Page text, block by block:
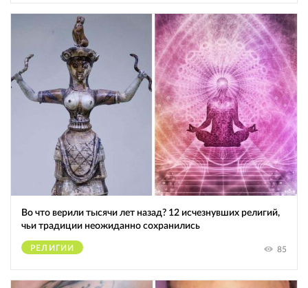
Во что верили тысячи лет назад? 12 исчезнувших религий,
чьи традиции неожиданно сохранились
РЕЛИГИИ 85